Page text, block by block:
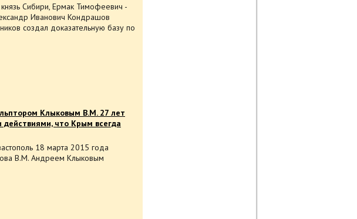
Сибири, Ермак Тимофеевич -
Иванович Кондрашов
создал доказательную базу по
Клыковым В.М. 27 лет
что Крым всегда
18 марта 2015 года
В.М. Андреем Клыковым